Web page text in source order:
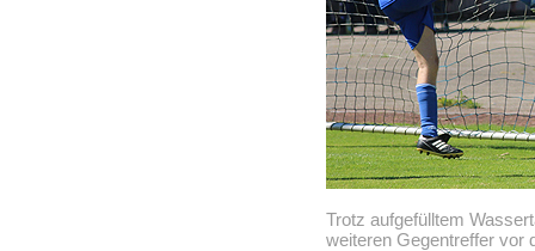
Trotz aufgefülltem
weiteren Gegentreffer vor